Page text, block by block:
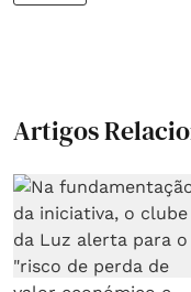
Artigos